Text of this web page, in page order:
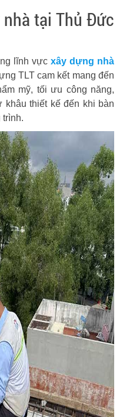
tại Thủ Đức
lĩnh vực xây dựng nhà
TLT cam kết mang đến
mỹ, tối ưu công năng,
khâu thiết kế đến khi bàn
trình.